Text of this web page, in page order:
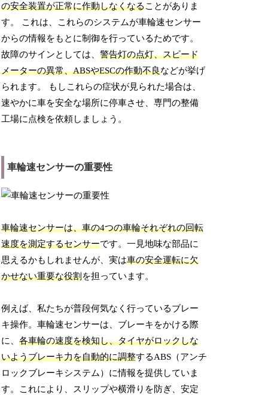
の安全装置が正常に作動しなくなることがありま
す。 これは、これらのシステムが車輪速センサー
からの情報をもとに制御を行っているためです。
故障のサインとしては、警告灯の点灯、スピード
メーターの異常、ABSやESCの作動不良などが挙げ
られます。 もしこれらの症状が見られた場合は、
速やかに車を安全な場所に停車させ、専門の整備
工場に点検を依頼しましょう。
車輪速センサーの重要性
車輪速センサーは、車の4つの車輪それぞれの回転
速度を測定するセンサーです。一見地味な部品に
思えるかもしれませんが、実は車の安全運転に欠
かせない重要な役割を担っています。
例えば、私たちが普段何気なく行っているブレー
キ操作。車輪速センサーは、ブレーキをかける際
に、各車輪の速度を検知し、タイヤがロックしな
いようブレーキ力を自動的に調整するABS（アンチ
ロックブレーキシステム）に情報を提供していま
す。これにより、スリップや横滑りを防ぎ、安定